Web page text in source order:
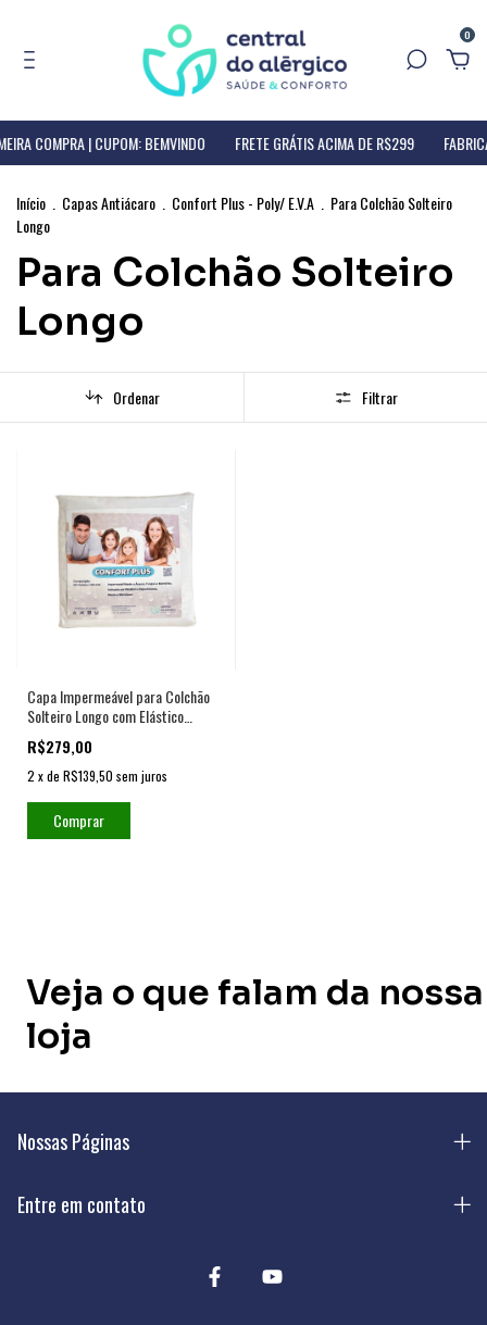
0
COMPRA | CUPOM: BEMVINDO FRETE GRÁTIS ACIMA DE R$299
Início Capas Antiácaro Confort Plus - Poly/ E.V.A
Para Colchão Solteiro
Longo
Para Colchão Solteiro
Longo
Ordenar Filtrar
Capa Impermeável para Colchão
Solteiro Longo com Elástico
Confort Plus Antiácaro
R$279,00
2 xde R$139,50 sem juros
Comprar
Veja o que falam da nossa
loja
Nossas Páginas
Entre em contato